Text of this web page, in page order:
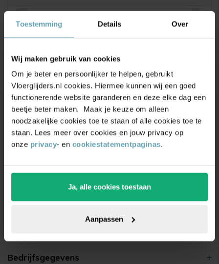
Toestemming Details Over
Wij maken gebruik van cookies
Om je beter en persoonlijker te helpen, gebruikt
Vloerglijders.nl cookies. Hiermee kunnen wij een goed
functionerende website garanderen en deze elke dag een
beetje beter maken. Maak je keuze om alleen
noodzakelijke cookies toe te staan of alle cookies toe te
staan. Lees meer over cookies en jouw privacy op
onze privacy- en cookiestatementpaginas.
Ja, alle cookies toestaan
Aanpassen
Productbeoordelingen
Uniekekortingsactiesen
inspiratieontvangen?
exclusieve kortingen,leuketips,en5% kortingop
je eerste bestelling.
Bedrijfsgegevens